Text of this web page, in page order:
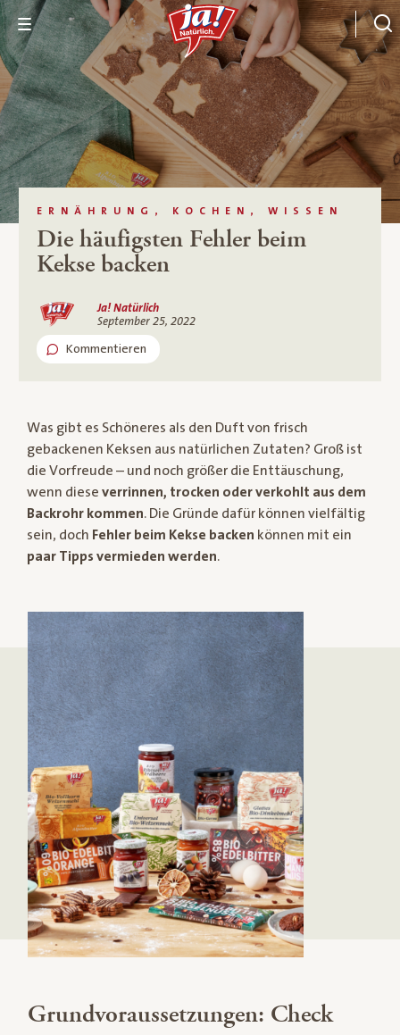
ERNÄHRUNG, KOCHEN, WISSEN
Die häufigsten Fehler beim
Kekse backen
Ja! Natürlich
September 25, 2022
Kommentieren
Was gibt es Schöneres als den Duft von frisch
gebackenen Keksen aus natürlichen Zutaten? Groß ist
die Vorfreude – und noch größer die Enttäuschung,
wenn diese verrinnen, trocken oder verkohlt aus dem
Backrohr kommen. Die Gründe dafür können vielfältig
sein, doch Fehler beim Kekse backen können mit ein
paar Tipps vermieden werden.
Grundvoraussetzungen: Check